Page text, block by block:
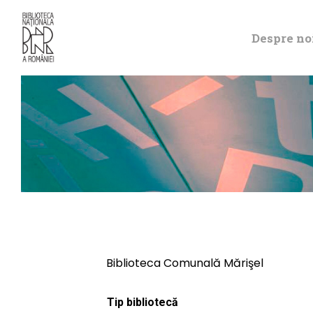
Despre
Biblioteca Comunală Mărişel
Tip bibliotecă